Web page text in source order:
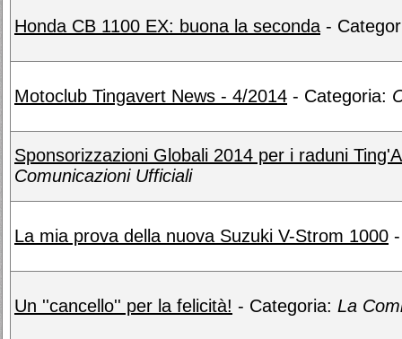
Honda CB 1100 EX: buona la seconda -
Motoclub Tingavert News - 4/2014 - Categoria:
Sponsorizzazioni Globali 2014 per i raduni
Comunicazioni Ufficiali
La mia prova della nuova Suzuki V-Strom 1000
Un ''cancello'' per la felicità! - Categoria: La